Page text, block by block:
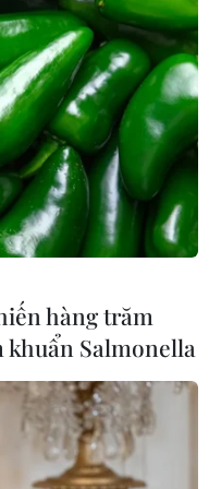
tại
hàng trăm
Salmonella